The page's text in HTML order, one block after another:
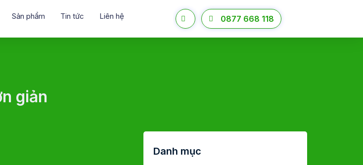
Sản phẩm Tin tức Liên hệ 0877 668 118
giản
Danh mục